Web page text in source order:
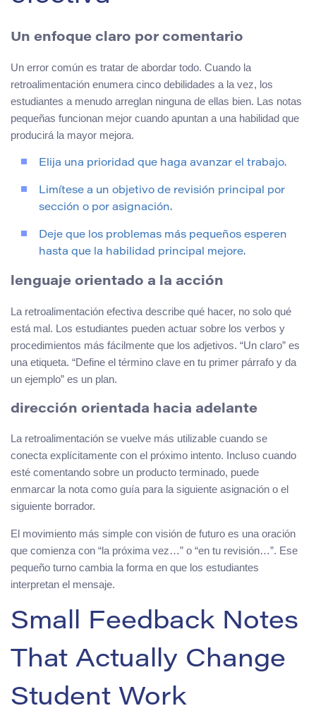
Un enfoque claro por comentario
Un error común es tratar de abordar todo. Cuando la
retroalimentación enumera cinco debilidades a la vez, los
estudiantes a menudo arreglan ninguna de ellas bien. Las notas
pequeñas funcionan mejor cuando apuntan a una habilidad que
producirá la mayor mejora.
Elija una prioridad que haga avanzar el trabajo.
Limítese a un objetivo de revisión principal por
sección o por asignación.
Deje que los problemas más pequeños esperen
hasta que la habilidad principal mejore.
lenguaje orientado a la acción
La retroalimentación efectiva describe qué hacer, no solo qué
está mal. Los estudiantes pueden actuar sobre los verbos y
procedimientos más fácilmente que los adjetivos. “Un claro” es
una etiqueta. “Define el término clave en tu primer párrafo y da
un ejemplo” es un plan.
dirección orientada hacia adelante
La retroalimentación se vuelve más utilizable cuando se
conecta explícitamente con el próximo intento. Incluso cuando
esté comentando sobre un producto terminado, puede
enmarcar la nota como guía para la siguiente asignación o el
siguiente borrador.
El movimiento más simple con visión de futuro es una oración
que comienza con “la próxima vez…” o “en tu revisión…”. Ese
pequeño turno cambia la forma en que los estudiantes
interpretan el mensaje.
Small Feedback Notes
That Actually Change
Student Work